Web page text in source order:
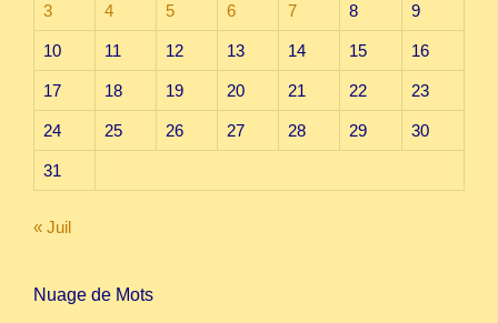
3 4 5 6 7 8 9
10 11 12 13 14 15 16
17 18 19 20 21 22 23
24 25 26 27 28 29 30
31
« Juil
Nuage de Mots